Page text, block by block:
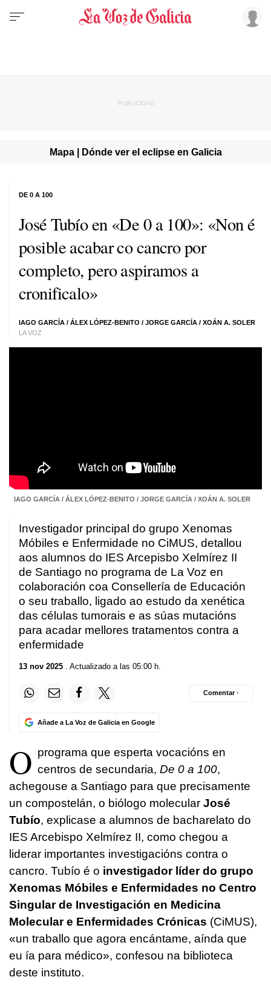
Mapa | Dónde ver el eclipse en Galicia
José Tubío en «De 0 a 100»: «Non é
posible acabar co cancro por
completo, pero aspiramos a
cronificalo»
IAGO GARCÍA / ÁLEX LÓPEZ-BENITO / JORGE GARCÍA / XOÁN A. SOLER
LA VOZ
DE 0 A 100
IAGO GARCÍA / ÁLEX LÓPEZ-BENITO / JORGE GARCÍA / XOÁN A. SOLER
Investigador principal do grupo Xenomas
Móbiles e Enfermidade no CiMUS, detallou
aos alumnos do IES Arcepisbo Xelmírez II
de Santiago no programa de La Voz en
colaboración coa Consellería de Educación
o seu traballo, ligado ao estudo da xenética
das células tumorais e as súas mutacións
para acadar mellores tratamentos contra a
enfermidade
13 nov 2025 . Actualizado a las 05:00 h.
Añade a La Voz de Galicia en Google
Comentar ·
O programa que esperta vocacións en
centros de secundaria, De 0 a 100,
achegouse a Santiago para que precisamente
un compostelán, o biólogo molecular José
Tubío, explicase a alumnos de bacharelato do
IES Arcebispo Xelmírez II, como chegou a
liderar importantes investigacións contra o
cancro. Tubío é o investigador líder do grupo
Xenomas Móbiles e Enfermidades no Centro
Singular de Investigación en Medicina
Molecular e Enfermidades Crónicas (CiMUS),
«un traballo que agora encántame, aínda que
eu ía para médico», confesou na biblioteca
deste instituto.